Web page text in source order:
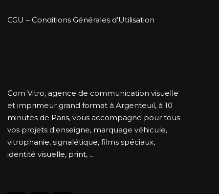
CGU – Conditions Générales d’Utilisation
Com Vitro, agence de communication visuelle
et imprimeur grand format à Argenteuil, à 10
minutes de Paris, vous accompagne pour tous
vos projets d'enseigne, marquage véhicule,
vitrophanie, signalétique, films spéciaux,
identité visuelle, print, ...